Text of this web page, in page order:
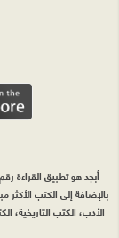
أبجد هو تطبيق القراءة
بالإضافة إلى الكتب
الأدب، الكتب التاريخية،